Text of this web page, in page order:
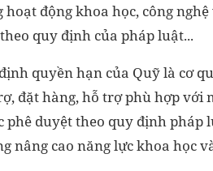
động khoa học, công
quy định của pháp luật...
quyền hạn của Quỹ là cơ
đặt hàng, hỗ trợ phù hợp với
phê duyệt theo quy định
nâng cao năng lực khoa học